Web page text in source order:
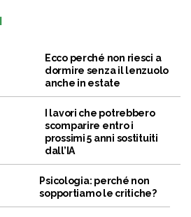
Ecco perché non riesci a
dormire senza il lenzuolo
anche in estate
I lavori che potrebbero
scomparire entro i
prossimi 5 anni sostituiti
dall’IA
Psicologia: perché non
sopportiamo le critiche?